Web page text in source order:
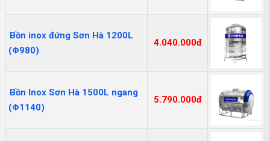
Bồn inox đứng Sơn Hà 1200L
(Φ980)
4.040.000đ
Bồn Inox Sơn Hà 1500L ngang
(Φ1140)
5.790.000đ